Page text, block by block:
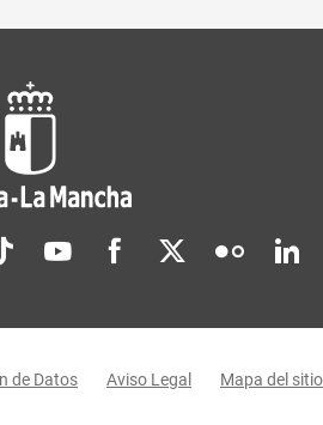
sociales JCCM
de Datos Aviso Legal Mapa del sitio